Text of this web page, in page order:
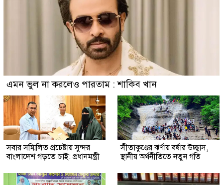
এমন ভুল না করলেও পারতাম : শাকিব খান
সবার সম্মিলিত প্রচেষ্টায় সুন্দর
বাংলাদেশ গড়তে চাই: প্রধানমন্ত্রী
সীতাকুণ্ডের ঝর্ণায় বর্ষার উচ্ছ্বাস,
স্থানীয় অর্থনীতিতে নতুন গতি